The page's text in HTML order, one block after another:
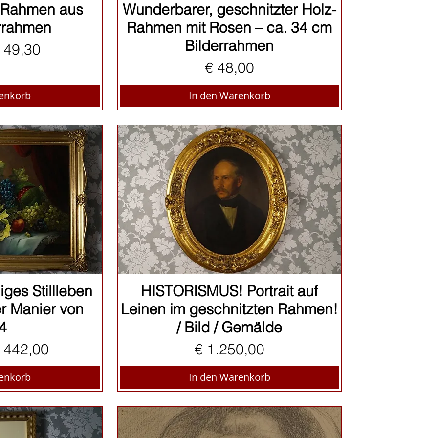
aus
Preis
Schnellansicht
Wunderbarer, geschnitzter Holz-
Rahmen mit Rosen – ca. 34 cm
Bilderrahmen
Preis
€ 48,00
In den Warenkorb
Stillleben
Manier von
Preis
442,00
Schnellansicht
HISTORISMUS! Portrait auf
Leinen im geschnitzten Rahmen!
/ Bild / Gemälde
Preis
€ 1.250,00
In den Warenkorb